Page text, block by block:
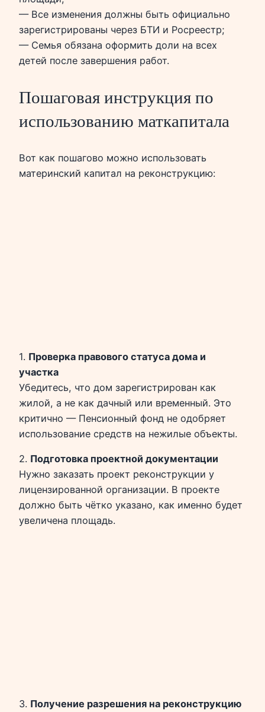
— Все изменения должны быть официально
зарегистрированы через БТИ и Росреестр;
— Семья обязана оформить доли на всех
детей после завершения работ.
Пошаговая инструкция по
использованию маткапитала
Вот как пошагово можно использовать
материнский капитал на реконструкцию:
1. Проверка правового статуса дома и
участка
Убедитесь, что дом зарегистрирован как
жилой, а не как дачный или временный. Это
критично — Пенсионный фонд не одобряет
использование средств на нежилые объекты.
2. Подготовка проектной документации
Нужно заказать проект реконструкции у
лицензированной организации. В проекте
должно быть чётко указано, как именно будет
увеличена площадь.
3. Получение разрешения на реконструкцию